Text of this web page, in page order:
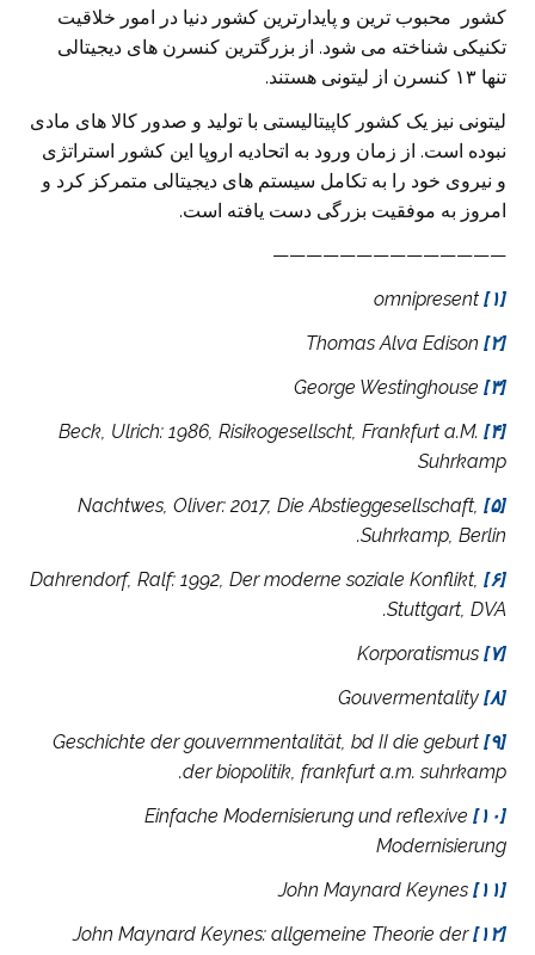
کشور
محبوب ترین و پایدارترین کشور دنیا در امور خلاقیت
تکنیکی‌ شناخته می‌ شود. از بزرگترین کنسرن های دیجیتالی
تنها ۱۳ کنسرن از لیتونی هستند.
لیتونی نیز یک کشور کاپیتالیستی با تولید و صدور کالا های مادی
نبوده است. از زمان ورود به اتحادیه اروپا این کشور استراتژی
و نیروی خود را به تکامل سیستم های دیجیتالی متمرکز کرد و
امروز به موفقیت بزرگی دست یافته است.
——————————————
[۱]
[۲]
[۳]
[۴]
1986, Risikogesellscht, Frankfurt a.M.
Suhrkamp
[۵]
Nachtwes, Oliver: 2017, Die Abstieggesellschaft,
Suhrkamp, Berlin.
[۶]
Dahrendorf, Ralf: 1992, Der moderne soziale Konflikt,
Stuttgart, DVA.
[۷]
[۸]
[۹]
Geschichte der gouvernmentalität, bd II die geburt
der biopolitik, frankfurt a.m. suhrkamp.
[۱۰]
Einfache Modernisierung und reflexive
Modernisierung
[۱۱]
[۱۲]
John Maynard Keynes: allgemeine Theorie der